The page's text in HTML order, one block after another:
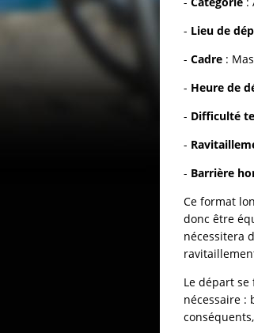
- Lieu de
- Cadre :
- Heure de
- Difficulté
-
- Barrière
Ce format
donc être
nécessitera
Le départ
nécessaire :